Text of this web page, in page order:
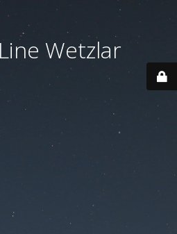
Wetzlar